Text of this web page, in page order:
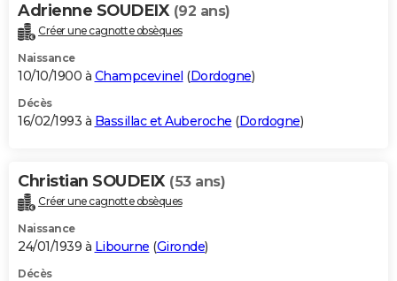
Adrienne SOUDEIX (92 ans)
Créer une cagnotte obsèques
Naissance
10/10/1900 à Champcevinel (Dordogne)
Décès
16/02/1993 à Bassillac et Auberoche (Dordogne)
Christian SOUDEIX (53 ans)
Créer une cagnotte obsèques
Naissance
24/01/1939 à Libourne (Gironde)
Décès